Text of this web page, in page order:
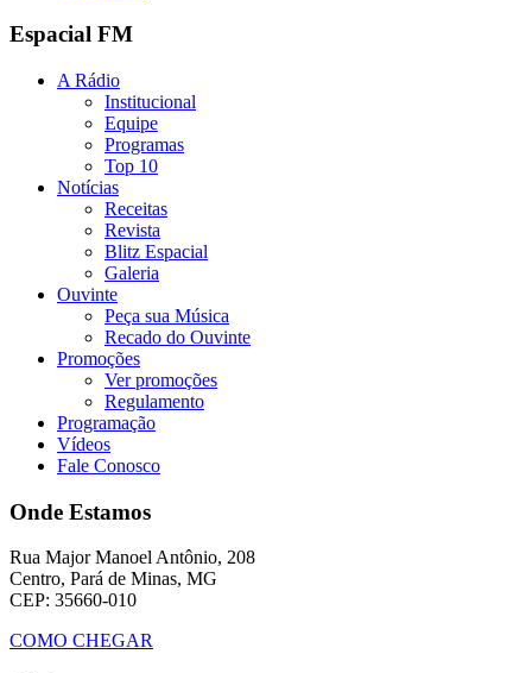
Espacial FM
A Rádio
Institucional
Equipe
Programas
Top 10
Notícias
Receitas
Revista
Blitz Espacial
Galeria
Ouvinte
Peça sua Música
Recado do Ouvinte
Promoções
Ver promoções
Regulamento
Programação
Vídeos
Fale Conosco
Onde Estamos
Rua Major Manoel Antônio, 208
Centro, Pará de Minas, MG
CEP: 35660-010
COMO CHEGAR